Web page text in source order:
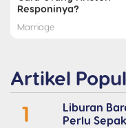
Responinya?
Marriage
Artikel
1
Liburan
Perlu